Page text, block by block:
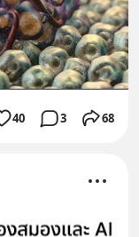
40 3 68